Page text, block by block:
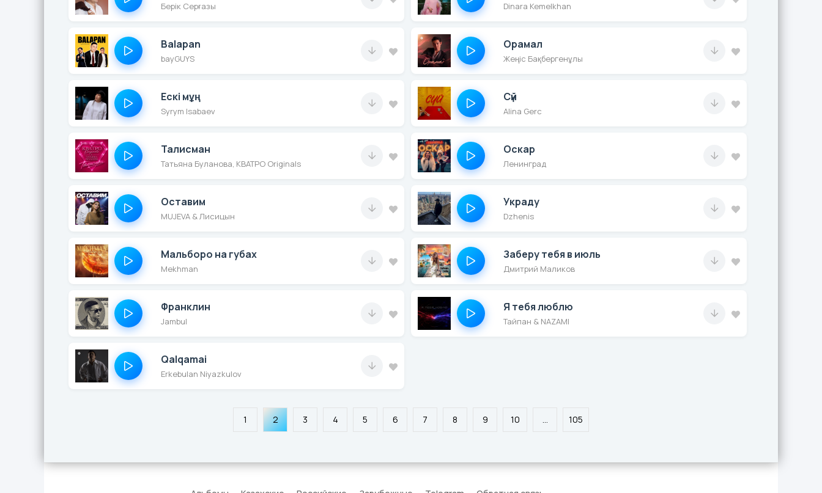
Берік Серғазы Dinara Kemelkhan
Balapan
bayGUYS
Орамал
Жеңіс Бақбергенұлы
Ескі мұң
Syrym Isabaev
Сүй
Alina Gerc
Талисман
Татьяна Буланова, КВАТРО Originals
Оскар
Ленинград
Оставим
MUJEVA & Лисицын
Украду
Dzhenis
Мальборо на губах
Mekhman
Заберу тебя в июль
Дмитрий Маликов
Франклин
Jambul
Я тебя люблю
Тайпан & NAZAMI
Qalqamai
Erkebulan Niyazkulov
1 2 3 4 5 6 7 8 9 10 ... 105